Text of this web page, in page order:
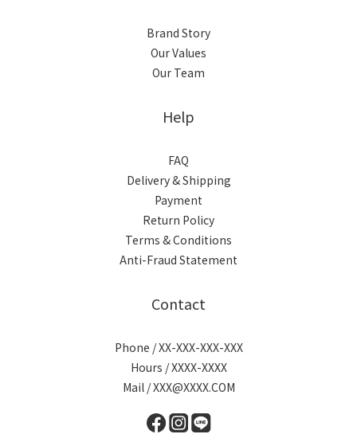
Brand Story
Our Values
Our Team
Help
FAQ
Delivery & Shipping
Payment
Return Policy
Terms & Conditions
Anti-Fraud Statement
Contact
Phone / XX-XXX-XXX-XXX
Hours / XXXX-XXXX
Mail / XXX@XXXX.COM